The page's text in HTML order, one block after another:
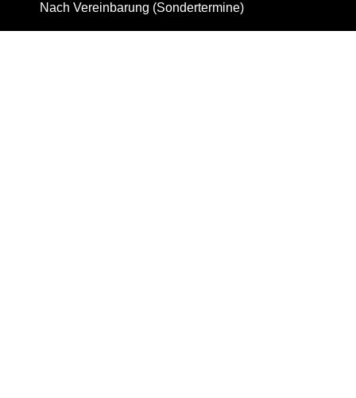
Nach Vereinbarung (Sondertermine)